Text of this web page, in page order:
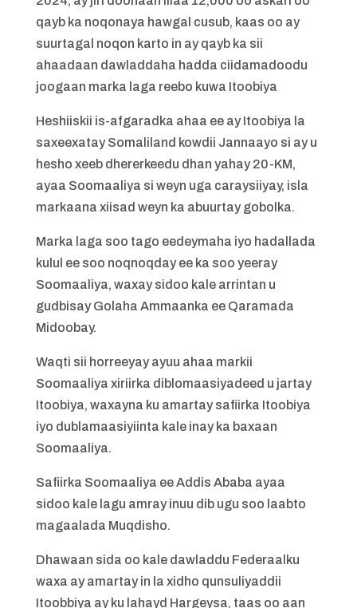
qayb ka noqonaya hawgal cusub, kaas oo ay
suurtagal noqon karto in ay qayb ka sii
ahaadaan dawladdaha hadda ciidamadoodu
joogaan marka laga reebo kuwa Itoobiya
Heshiiskii is-afgaradka ahaa ee ay Itoobiya la
saxeexatay Somaliland kowdii Jannaayo si ay u
hesho xeeb dhererkeedu dhan yahay 20-KM,
ayaa Soomaaliya si weyn uga caraysiiyay, isla
markaana xiisad weyn ka abuurtay gobolka.
Marka laga soo tago eedeymaha iyo hadallada
kulul ee soo noqnoqday ee ka soo yeeray
Soomaaliya, waxay sidoo kale arrintan u
gudbisay Golaha Ammaanka ee Qaramada
Midoobay.
Waqti sii horreeyay ayuu ahaa markii
Soomaaliya xiriirka diblomaasiyadeed u jartay
Itoobiya, waxayna ku amartay safiirka Itoobiya
iyo dublamaasiyiinta kale inay ka baxaan
Soomaaliya.
Safiirka Soomaaliya ee Addis Ababa ayaa
sidoo kale lagu amray inuu dib ugu soo laabto
magaalada Muqdisho.
Dhawaan sida oo kale dawladdu Federaalku
waxa ay amartay in la xidho qunsuliyaddii
Itoobbiya ay ku lahayd Hargeysa, taas oo aan